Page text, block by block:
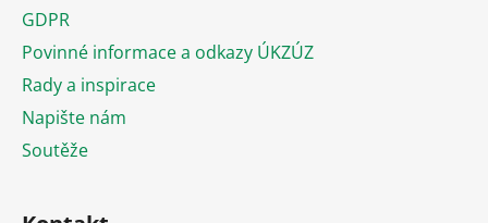
GDPR
Povinné informace a odkazy ÚKZÚZ
Rady a inspirace
Napište nám
Soutěže